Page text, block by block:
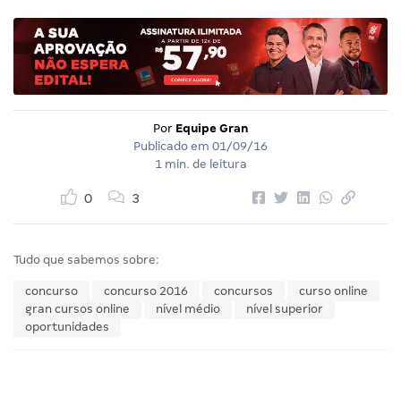
Por Equipe Gran
Publicado em 01/09/16
1 min. de leitura
0 3
Tudo que sabemos sobre:
concurso concurso 2016 concursos
curso online
gran cursos online
nível médio
nível superior
oportunidades